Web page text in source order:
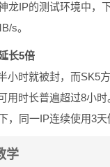
龙IP的测试环境中，
s。
长5倍
小时就被封，而SK5
用时长普遍超过8小时
，同一IP连续使用3天
学